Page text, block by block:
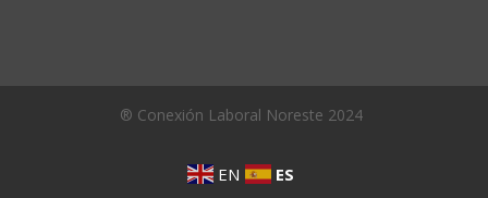
® Conexión Laboral Noreste 2024
EN ES